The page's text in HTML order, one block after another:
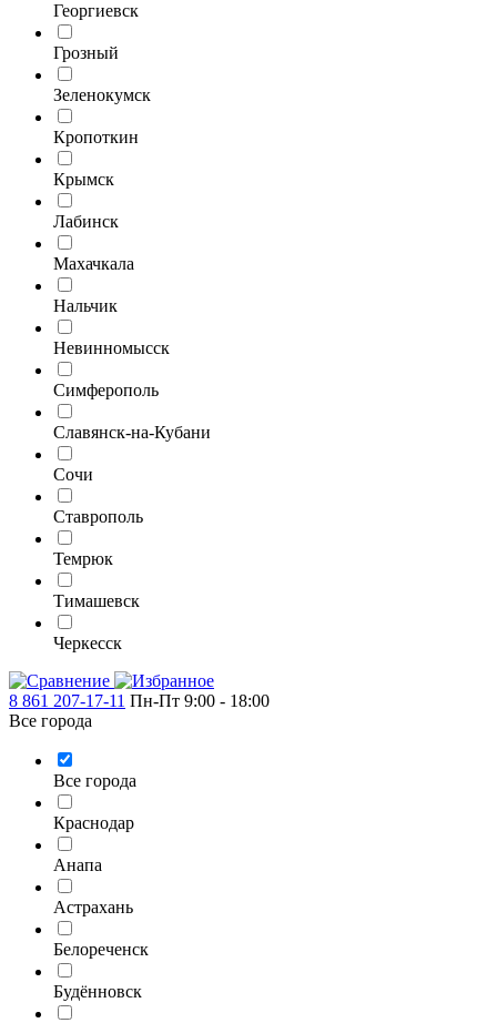
Георгиевск
Грозный
Зеленокумск
Кропоткин
Крымск
Лабинск
Махачкала
Нальчик
Невинномысск
Симферополь
Славянск-на-Кубани
Сочи
Ставрополь
Темрюк
Тимашевск
Черкесск
8 861 207-17-11 Пн-Пт 9:00 - 18:00
Все города
Все города
Краснодар
Анапа
Астрахань
Белореченск
Будённовск